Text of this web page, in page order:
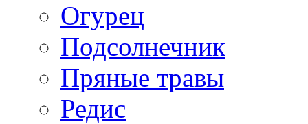
Огурец
Подсолнечник
Пряные травы
Редис